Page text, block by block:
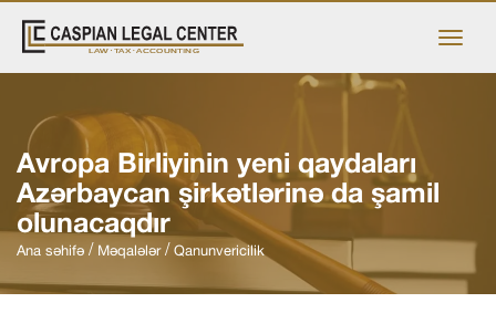
Avropa Birliyinin yeni qaydaları
Azərbaycan şirkətlərinə da şamil
olunacaqdır
Ana səhifə Məqalələr Qanunvericilik